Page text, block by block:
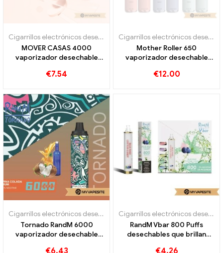
Cigarrillos electrónicos desechables
MOVER CASAS 4000
vaporizador desechable
€7.54
Cigarrillos electrónicos desechables
Mother Roller 650
vaporizador desechable
€12.00
Cigarrillos electrónicos desechables
Tornado RandM 6000
vaporizador desechable
Cigarrillos electrónicos desechables
RandM Vbar 800 Puffs
desechables que brillan